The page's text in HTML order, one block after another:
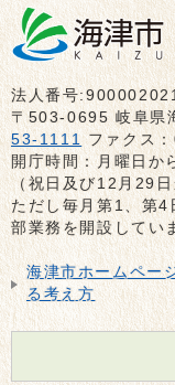
法人番号
〒503-0695 岐阜県
53-1111 ファクス
開庁時間：月曜日
（祝日及び12月29
ただし毎月第1、第
部業務を開設してい
海津市ホームペー
る考え方